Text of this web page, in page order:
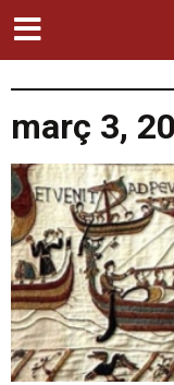
març 3,